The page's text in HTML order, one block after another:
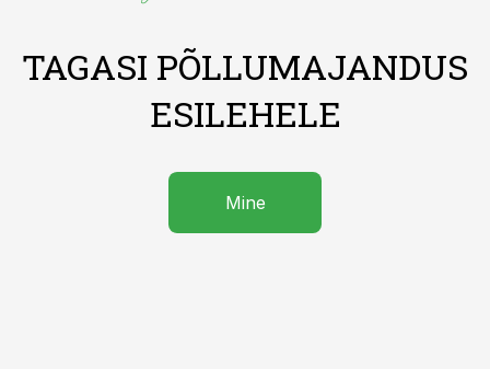
TAGASI PÕLLUMAJANDUS
ESILEHELE
Mine